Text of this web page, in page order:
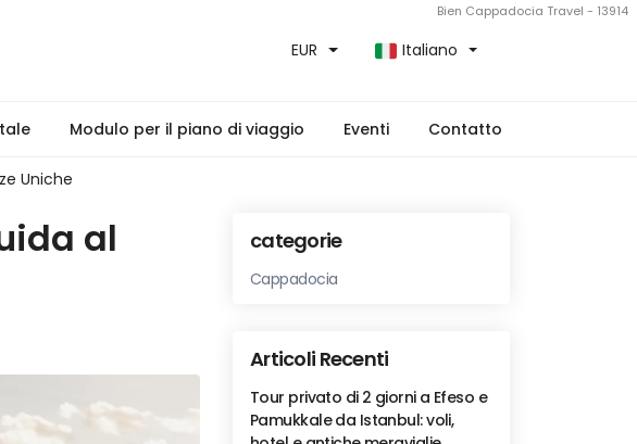
Bien Cappadocia Travel - 13914
EUR Italiano
Modulo per il piano di viaggio Eventi Contatto
Uniche
al
categorie
Cappadocia
Articoli Recenti
Tour privato di 2 giorni a Efeso e
Pamukkale da Istanbul: voli,